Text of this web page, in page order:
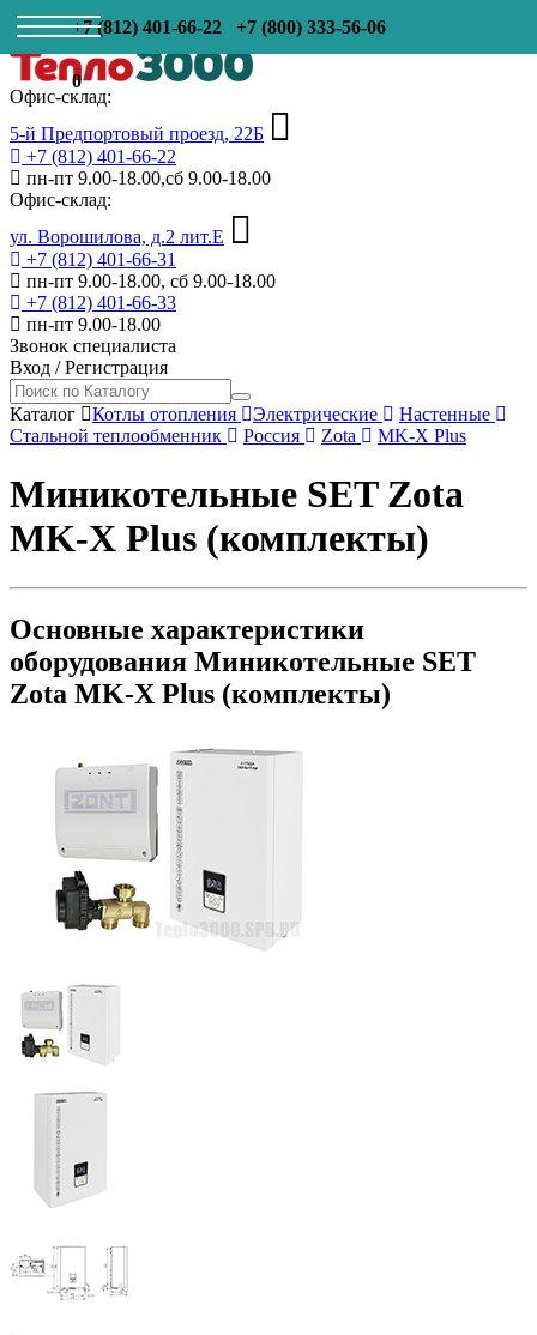
+7 (812) 401-66-22 +7 (800) 333-56-06
0
Офис-склад:
5-й Предпортовый проезд, 22Б
+7 (812) 401-66-22
пн-пт 9.00-18.00,сб 9.00-18.00
Офис-склад:
ул. Ворошилова, д.2 лит.Е
+7 (812) 401-66-31
пн-пт 9.00-18.00, сб 9.00-18.00
+7 (812) 401-66-33
пн-пт 9.00-18.00
Звонок специалиста
Вход /Регистрация
Каталог Котлы отопления Электрические
Настенные
Стальной теплообменник
Россия Zota MK-X Plus
Миникотельные SET Zota
MK-X Plus (комплекты)
Основные характеристики
оборудования Миникотельные SET
Zota MK-X Plus (комплекты)